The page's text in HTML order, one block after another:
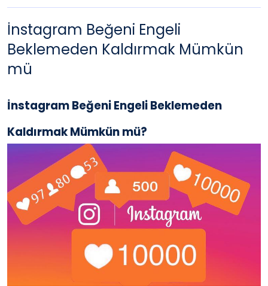
İnstagram Beğeni Engeli
Beklemeden Kaldırmak Mümkün
mü
İnstagram Beğeni Engeli Beklemeden
Kaldırmak Mümkün mü?